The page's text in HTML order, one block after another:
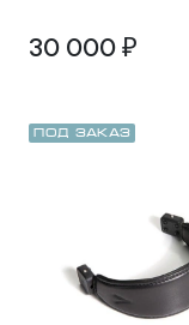
30 000 ₽
Под заказ